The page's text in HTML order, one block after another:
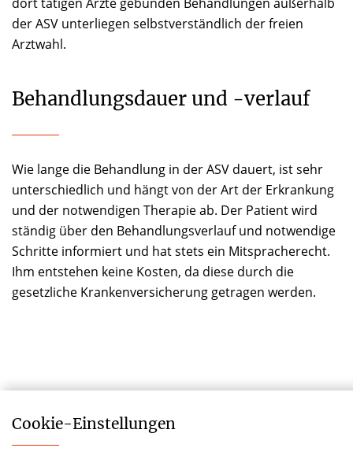
der ASV unterliegen selbstverständlich der freien
Arztwahl.
Behandlungsdauer und -verlauf
Wie lange die Behandlung in der ASV dauert, ist sehr
unterschiedlich und hängt von der Art der Erkrankung
und der notwendigen Therapie ab. Der Patient wird
ständig über den Behandlungsverlauf und notwendige
Schritte informiert und hat stets ein Mitspracherecht.
Ihm entstehen keine Kosten, da diese durch die
gesetzliche Krankenversicherung getragen werden.
Cookie-­Einstellungen